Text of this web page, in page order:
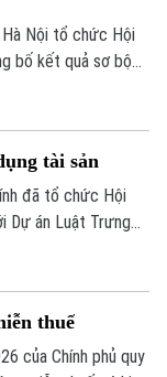
phố tại Hội nghị
quả sơ bộ Tổng
Nội tổ chức Hội
bố kết quả sơ bộ
phố Hà Nội
tài sản
đã tổ chức Hội
Dự án Luật Trưng
hơn quyền sở hữu
nhân.
thuế
của Chính phủ quy